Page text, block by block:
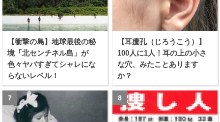
【衝撃の島】地球最後の秘
境「北センチネル島」が
色々ヤバすぎてシャレにな
らないレベル！
【耳瘻孔（じろうこう）】
100人に1人！耳の上の小さ
な穴、みたことあります
か？